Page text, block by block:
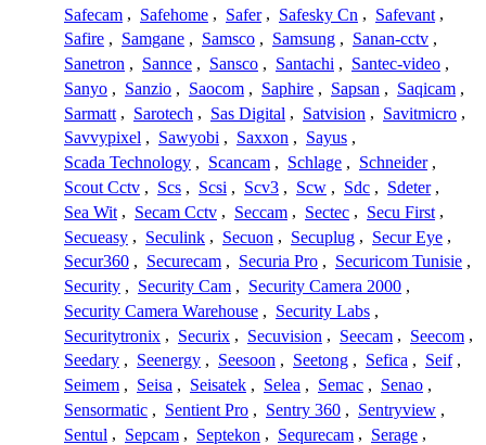
Safecam , Safehome , Safer , Safesky Cn , Safevant ,
Safire , Samgane , Samsco , Samsung , Sanan-cctv ,
Sanetron , Sannce , Sansco , Santachi , Santec-video ,
Sanyo , Sanzio , Saocom , Saphire , Sapsan , Saqicam ,
Sarmatt , Sarotech , Sas Digital , Satvision , Savitmicro ,
Savvypixel , Sawyobi , Saxxon , Sayus ,
Scada Technology , Scancam , Schlage , Schneider ,
Scout Cctv , Scs , Scsi , Scv3 , Scw , Sdc , Sdeter ,
Sea Wit , Secam Cctv , Seccam , Sectec , Secu First ,
Secueasy , Seculink , Secuon , Secuplug , Secur Eye ,
Secur360 , Securecam , Securia Pro , Securicom Tunisie ,
Security , Security Cam , Security Camera 2000 ,
Security Camera Warehouse , Security Labs ,
Securitytronix , Securix , Secuvision , Seecam , Seecom ,
Seedary , Seenergy , Seesoon , Seetong , Sefica , Seif ,
Seimem , Seisa , Seisatek , Selea , Semac , Senao ,
Sensormatic , Sentient Pro , Sentry 360 , Sentryview ,
Sentul , Sepcam , Septekon , Sequrecam , Serage ,